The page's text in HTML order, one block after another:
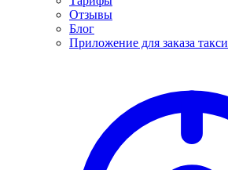
Отзывы
Блог
Приложение для заказа такси